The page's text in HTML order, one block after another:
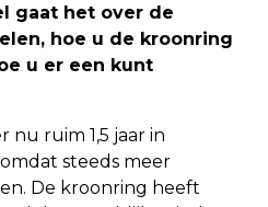
gaat het over de
hoe u de kroonring
u er een kunt
nu ruim 1,5 jaar in
steeds meer
De kroonring heeft